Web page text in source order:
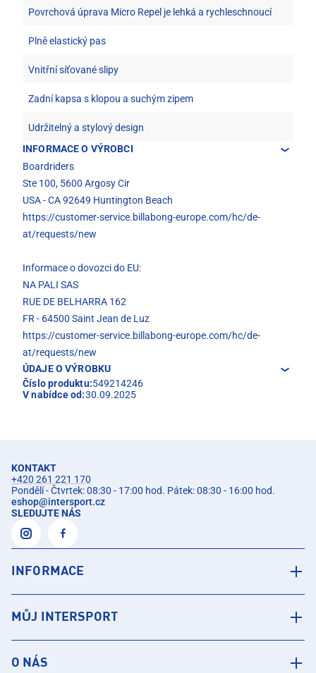
Povrchová úprava Micro Repel je lehká a rychleschnoucí
Plně elastický pas
Vnitřní síťované slipy
Zadní kapsa s klopou a suchým zipem
Udržitelný a stylový design
INFORMACE O VÝROBCI
Boardriders
Ste 100, 5600 Argosy Cir
USA - CA 92649 Huntington Beach
https://customer-service.billabong-europe.com/hc/de-
at/requests/new
Informace o dovozci do EU:
NA PALI SAS
RUE DE BELHARRA 162
FR - 64500 Saint Jean de Luz
https://customer-service.billabong-europe.com/hc/de-
at/requests/new
ÚDAJE O VÝROBKU
Číslo produktu:549214246
V nabídce od:30.09.2025
KONTAKT
+420 261 221 170
Pondělí - Čtvrtek: 08:30 - 17:00 hod. Pátek: 08:30 - 16:00 hod.
eshop@intersport.cz
SLEDUJTE NÁS
INFORMACE
MŮJ INTERSPORT
O NÁS